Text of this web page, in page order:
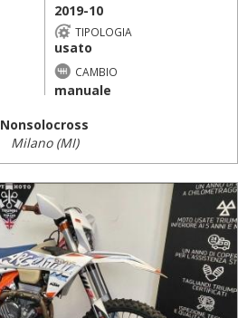
2019-10
TIPOLOGIA
usato
CAMBIO
manuale
Nonsolocross
Milano (MI)